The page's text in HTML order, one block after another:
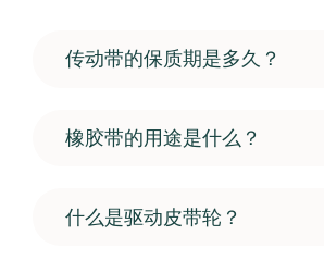
传动带的保质期是多久？
橡胶带的用途是什么？
什么是驱动皮带轮？